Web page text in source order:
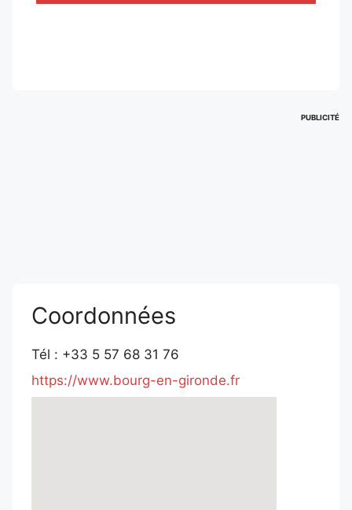
PUBLICITÉ
Coordonnées
Tél : +33 5 57 68 31 76
https://www.bourg-en-gironde.fr